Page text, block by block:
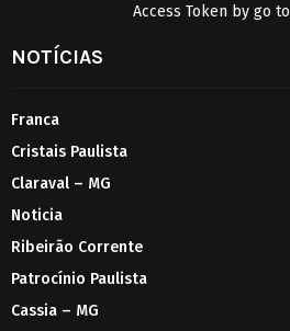
Access Token by go to
NOTÍCIAS
Franca
Cristais Paulista
Claraval – MG
Noticia
Ribeirão Corrente
Patrocínio Paulista
Cassia – MG